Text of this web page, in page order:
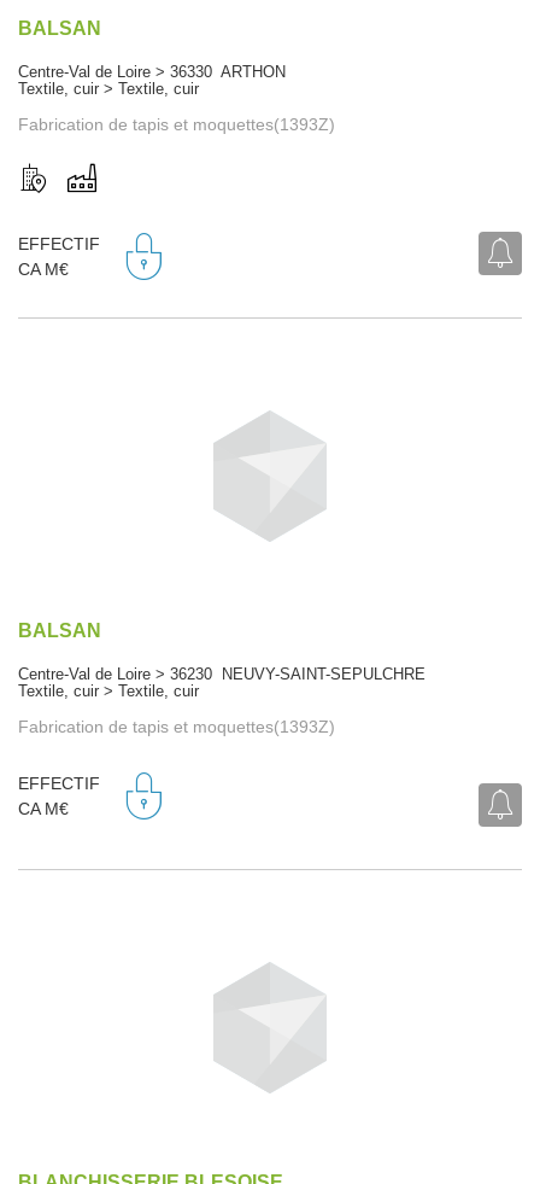
BALSAN
Centre-Val de Loire > 36330 ARTHON
Textile, cuir > Textile, cuir
Fabrication de tapis et moquettes(1393Z)
EFFECTIF
CA M€
BALSAN
Centre-Val de Loire > 36230 NEUVY-SAINT-SEPULCHRE
Textile, cuir > Textile, cuir
Fabrication de tapis et moquettes(1393Z)
EFFECTIF
CA M€